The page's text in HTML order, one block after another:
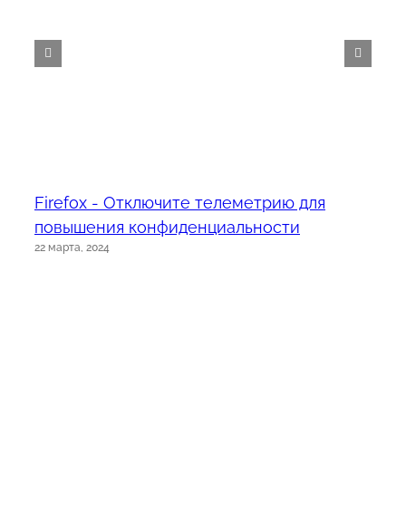
Firefox - Отключите телеметрию для
повышения конфиденциальности
22 марта, 2024